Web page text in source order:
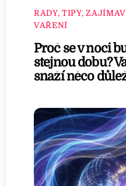
RADY, TIPY,
VAŘENÍ
Proč se v noci
stejnou dobu?
snaží něco